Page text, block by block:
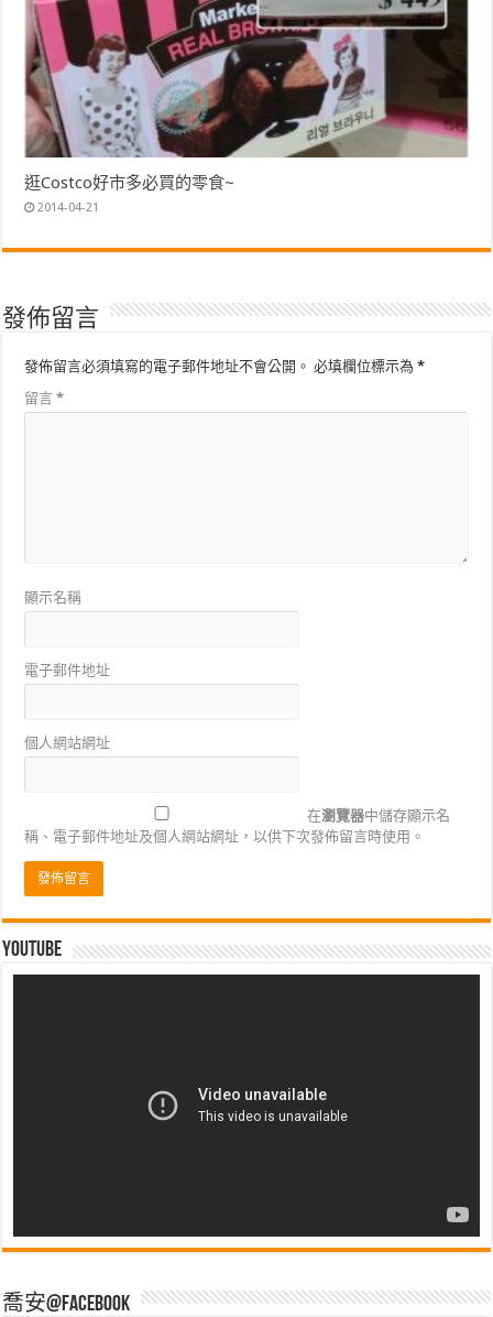
逛Costco好市多必買的零食~
2014-04-21
發佈留言
發佈留言必須填寫的電子郵件地址不會公開。 必填欄位標示為*
留言*
顯示名稱
電子郵件地址
個人網站網址
在瀏覽器中儲存顯示名
稱、電子郵件地址及個人網站網址，以供下次發佈留言時使用。
Youtube
喬安@Facebook